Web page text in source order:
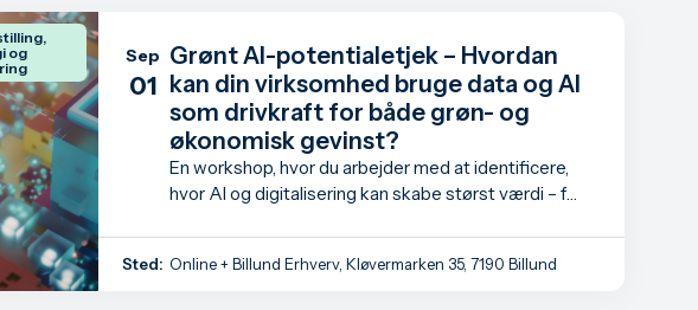
og
Sep
01
Grønt AI-potentialetjek – Hvordan
kan din virksomhed bruge data og AI
som drivkraft for både grøn- og
økonomisk gevinst?
En workshop, hvor du arbejder med at identificere,
hvor AI og digitalisering kan skabe størst værdi – for
Sted: Online + Billund Erhverv, Kløvermarken 35, 7190 Billund